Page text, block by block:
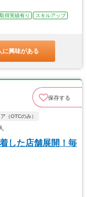
得実績有り
スキルアップ
に興味がある
保存する
（OTCのみ）
した店舗展開！毎